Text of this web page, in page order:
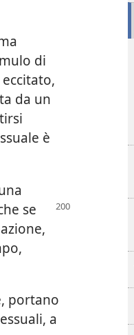
di
da un
è
se
portano
a